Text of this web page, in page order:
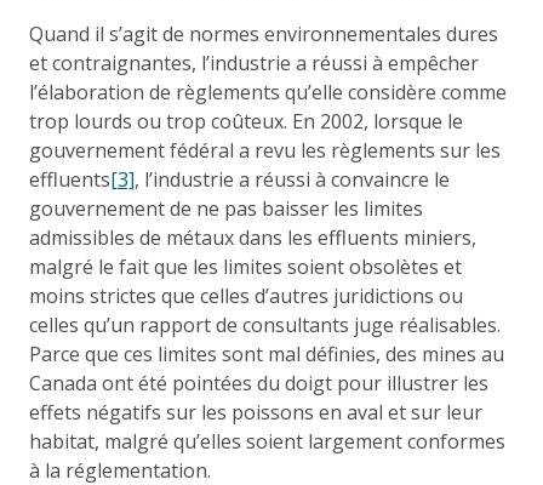
Quand il s’agit de normes environnementales dures
et contraignantes, l’industrie a réussi à empêcher
l’élaboration de règlements qu’elle considère comme
trop lourds ou trop coûteux. En 2002, lorsque le
gouvernement fédéral a revu les règlements sur les
effluents[3], l’industrie a réussi à convaincre le
gouvernement de ne pas baisser les limites
admissibles de métaux dans les effluents miniers,
malgré le fait que les limites soient obsolètes et
moins strictes que celles d’autres juridictions ou
celles qu’un rapport de consultants juge réalisables.
Parce que ces limites sont mal définies, des mines au
Canada ont été pointées du doigt pour illustrer les
effets négatifs sur les poissons en aval et sur leur
habitat, malgré qu’elles soient largement conformes
à la réglementation.